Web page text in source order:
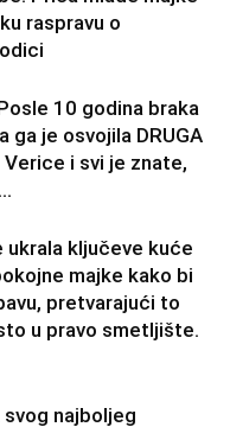
raspravu o
10 godina braka
ga je osvojila DRUGA
i svi je znate,
ukrala ključeve kuće
majke kako bi
pretvarajući to
u pravo smetljište.
svog najboljeg